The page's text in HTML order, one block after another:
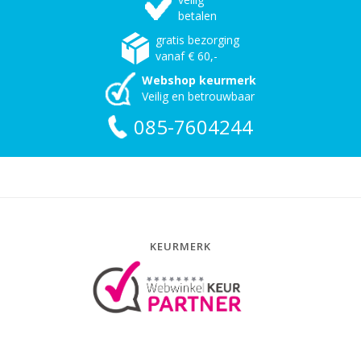
betalen
gratis bezorging
vanaf € 60,-
Webshop keurmerk
Veilig en betrouwbaar
085-7604244
KEURMERK